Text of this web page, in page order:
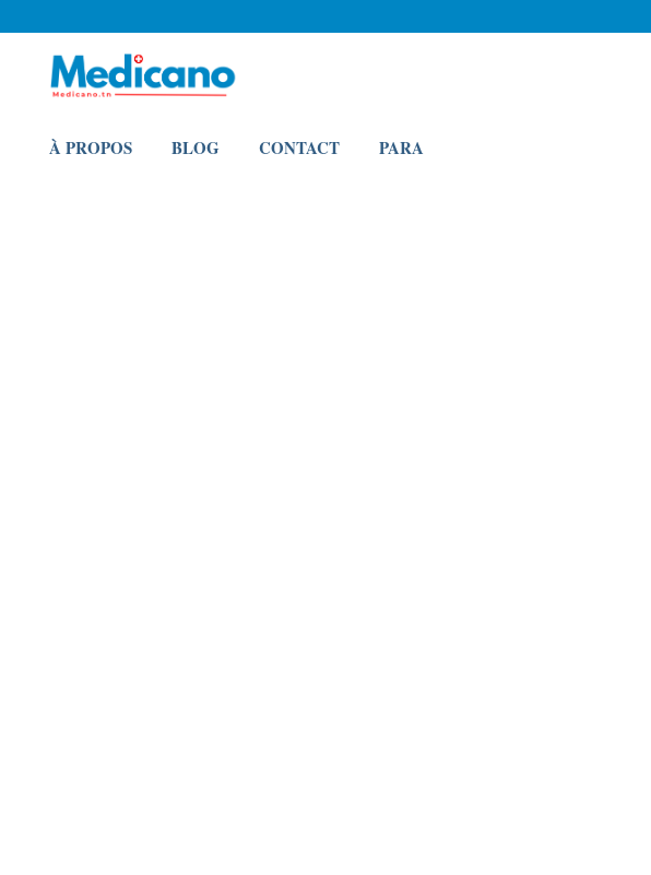
À PROPOS BLOG CONTACT PARA